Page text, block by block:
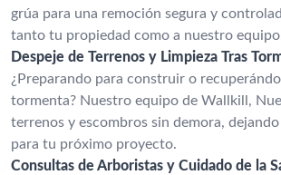
grúa para una remoción segura y
tanto tu propiedad como a nuestro
Despeje de Terrenos y Limpieza Tras
¿Preparando para construir o
tormenta? Nuestro equipo de Wallkill,
terrenos y escombros sin demora,
para tu próximo proyecto.
Consultas de Arboristas y Cuidado de la